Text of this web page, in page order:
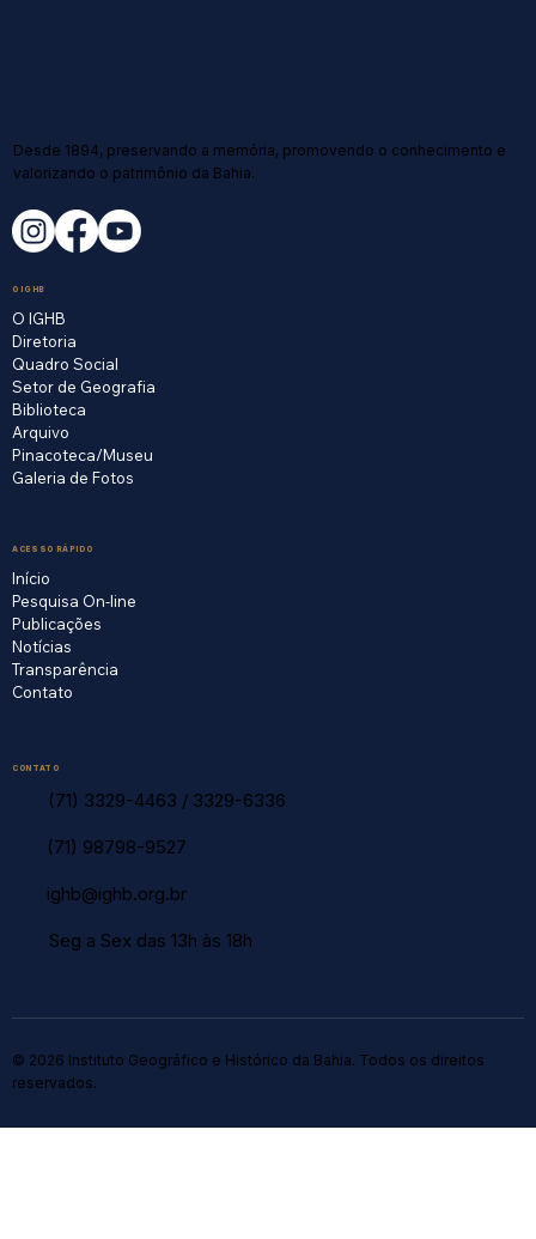
Desde 1894, preservando a memória, promovendo o conhecimento e
valorizando o patrimônio da Bahia.
O IGHB
O IGHB
Diretoria
Quadro Social
Setor de Geografia
Biblioteca
Arquivo
Pinacoteca/Museu
Galeria de Fotos
ACESSO RÁPIDO
Início
Pesquisa On-line
Publicações
Notícias
Transparência
Contato
CONTATO
(71) 3329-4463 / 3329-6336
(71) 98798-9527
ighb@ighb.org.br
Seg a Sex das 13h às 18h
© 2026 Instituto Geográfico e Histórico da Bahia. Todos os direitos
reservados.